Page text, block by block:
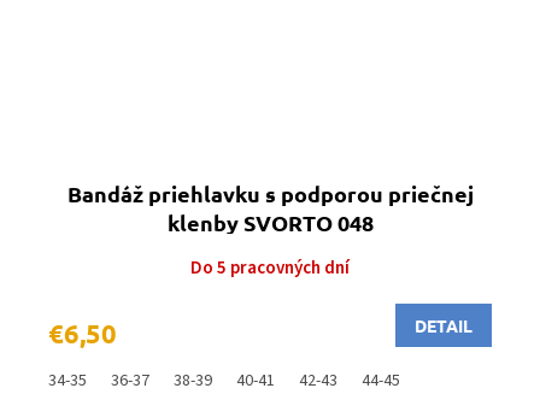
Bandáž priehlavku s podporou priečnej
klenby SVORTO 048
Do 5 pracovných dní
€6,50 DETAIL
34-35 36-37 38-39 40-41 42-43 44-45